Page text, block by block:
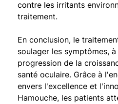
contre les irritants
traitement.
En conclusion, le
soulager les symptômes,
progression de la
santé oculaire. Grâce à
envers l'excellence et
Hamouche, les patients